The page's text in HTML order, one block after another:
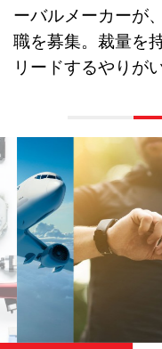
ーバルメーカーが
職を募集。裁量を
リードするやりが